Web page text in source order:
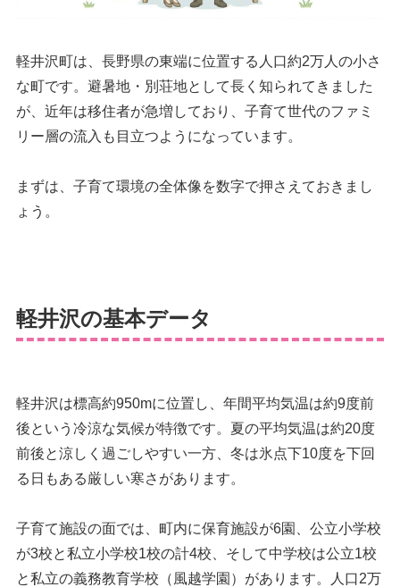
軽井沢町は、長野県の東端に位置する人口約2万人の小さ
な町です。避暑地・別荘地として長く知られてきました
が、近年は移住者が急増しており、子育て世代のファミ
リー層の流入も目立つようになっています。
まずは、子育て環境の全体像を数字で押さえておきまし
ょう。
軽井沢の基本データ
軽井沢は標高約950mに位置し、年間平均気温は約9度前
後という冷涼な気候が特徴です。夏の平均気温は約20度
前後と涼しく過ごしやすい一方、冬は氷点下10度を下回
る日もある厳しい寒さがあります。
子育て施設の面では、町内に保育施設が6園、公立小学校
が3校と私立小学校1校の計4校、そして中学校は公立1校
と私立の義務教育学校（風越学園）があります。人口2万